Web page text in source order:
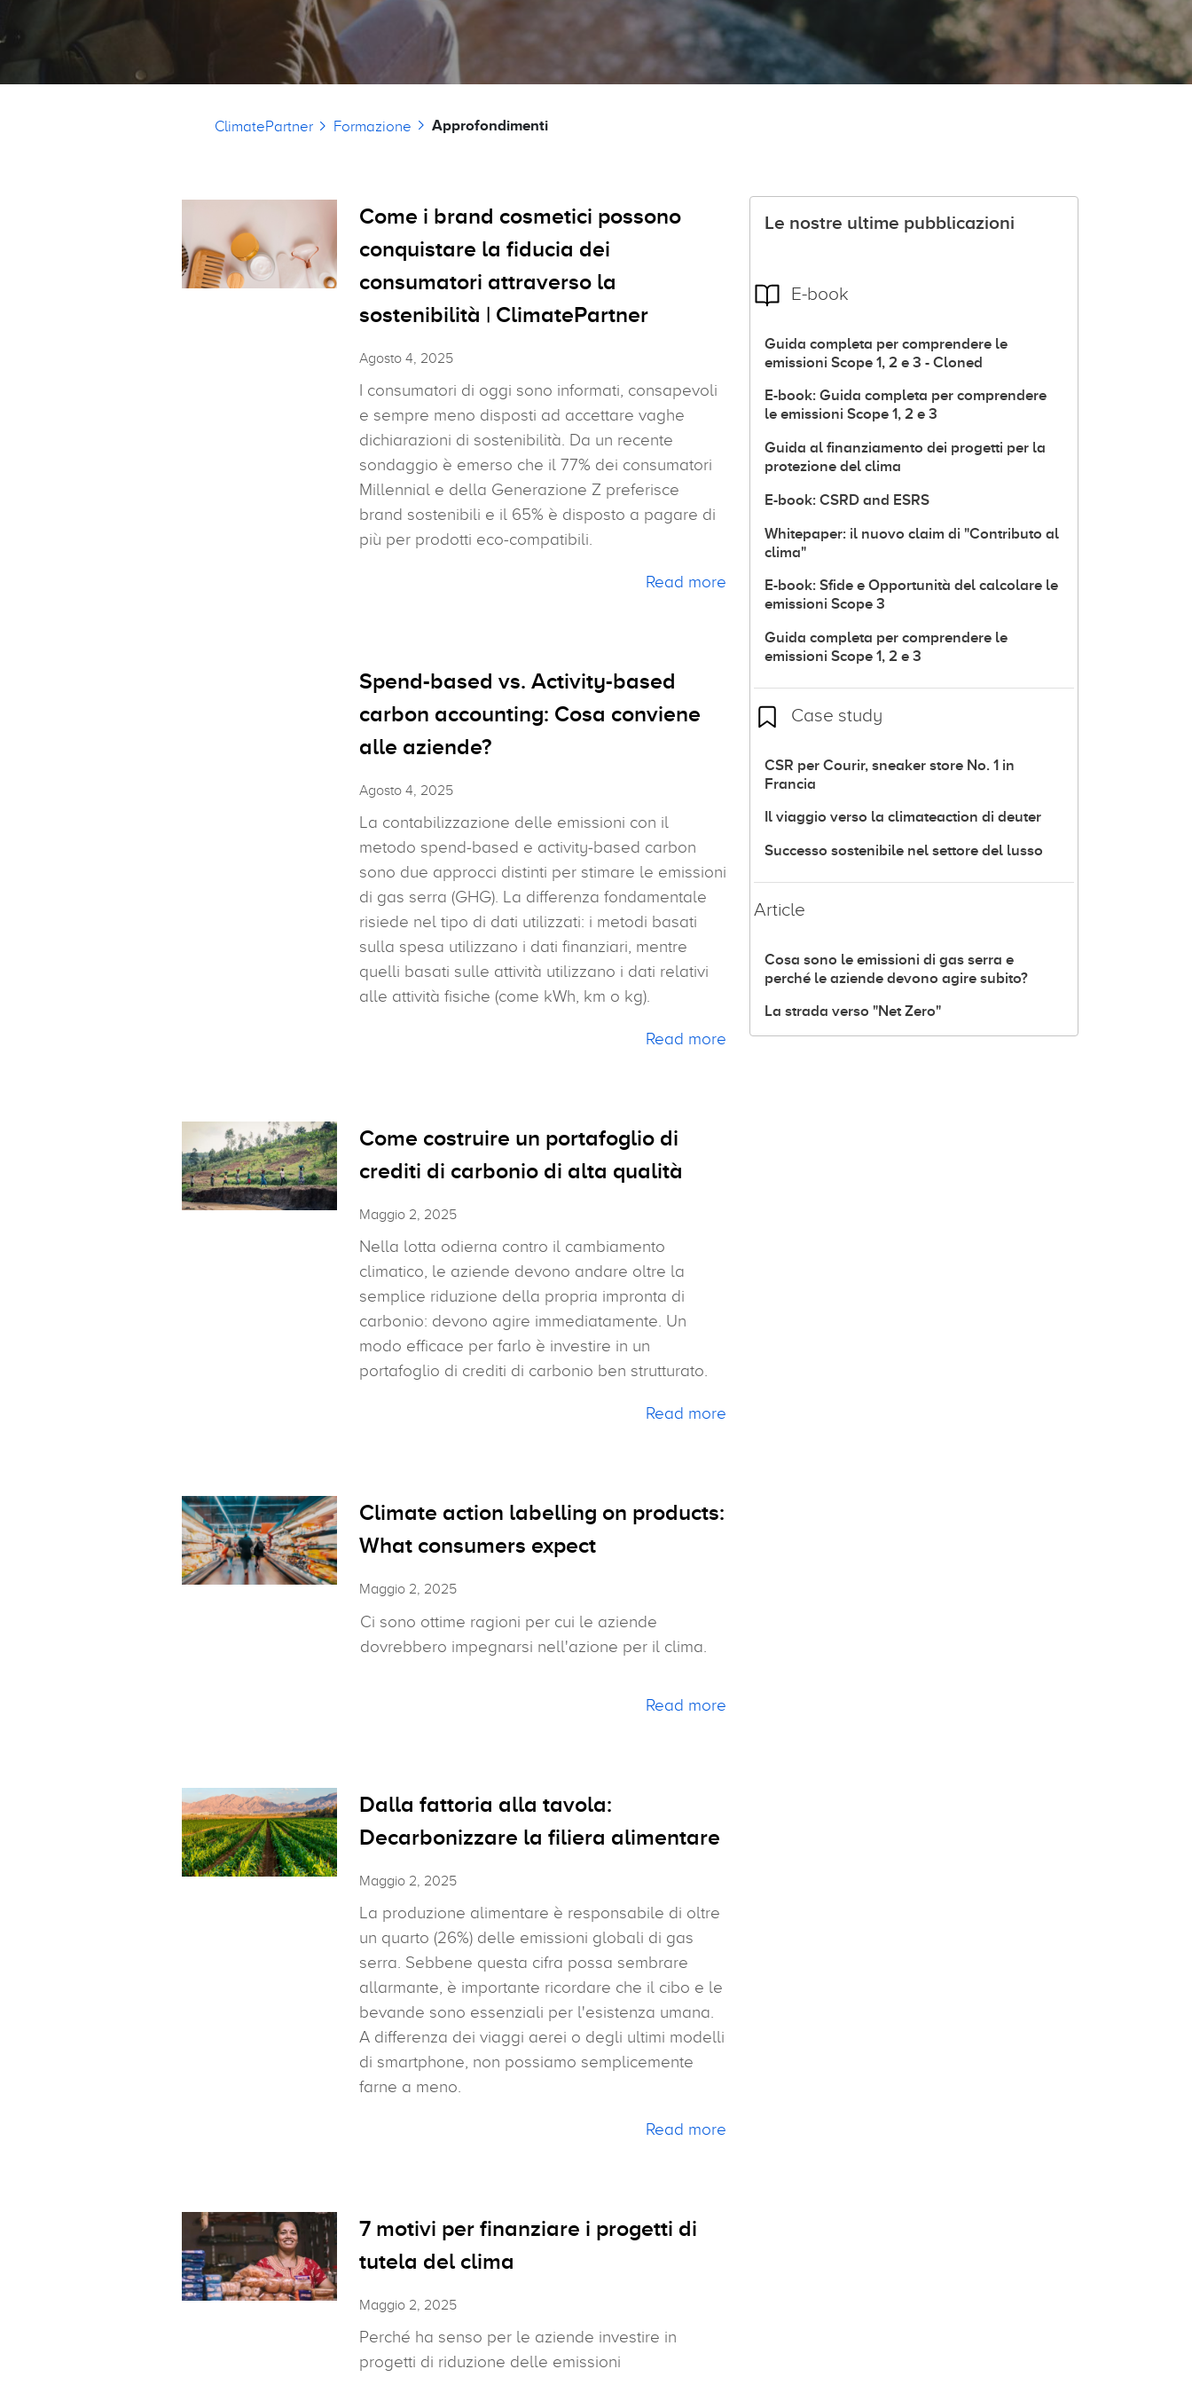
Briciole di pane
ClimatePartner Formazione Approfondimenti
Come i brand cosmetici possono
conquistare la fiducia dei
consumatori attraverso la
sostenibilità | ClimatePartner
Agosto 4, 2025
I consumatori di oggi sono informati, consapevoli
e sempre meno disposti ad accettare vaghe
dichiarazioni di sostenibilità. Da un recente
sondaggio è emerso che il 77% dei consumatori
Millennial e della Generazione Z preferisce
brand sostenibili e il 65% è disposto a pagare di
più per prodotti eco-compatibili.
Read more
Spend-based vs. Activity-based
carbon accounting: Cosa conviene
alle aziende?
Agosto 4, 2025
La contabilizzazione delle emissioni con il
metodo spend-based e activity-based carbon
sono due approcci distinti per stimare le emissioni
di gas serra (GHG). La differenza fondamentale
risiede nel tipo di dati utilizzati: i metodi basati
sulla spesa utilizzano i dati finanziari, mentre
quelli basati sulle attività utilizzano i dati relativi
alle attività fisiche (come kWh, km o kg).
Read more
Come costruire un portafoglio di
crediti di carbonio di alta qualità
Maggio 2, 2025
Nella lotta odierna contro il cambiamento
climatico, le aziende devono andare oltre la
semplice riduzione della propria impronta di
carbonio: devono agire immediatamente. Un
modo efficace per farlo è investire in un
portafoglio di crediti di carbonio ben strutturato.
Read more
Climate action labelling on products:
What consumers expect
Maggio 2, 2025
Ci sono ottime ragioni per cui le aziende
dovrebbero impegnarsi nell'azione per il clima.
Read more
Dalla fattoria alla tavola:
Decarbonizzare la filiera alimentare
Maggio 2, 2025
La produzione alimentare è responsabile di oltre
un quarto (26%) delle emissioni globali di gas
serra. Sebbene questa cifra possa sembrare
allarmante, è importante ricordare che il cibo e le
bevande sono essenziali per l'esistenza umana.
A differenza dei viaggi aerei o degli ultimi modelli
di smartphone, non possiamo semplicemente
farne a meno.
Read more
7 motivi per finanziare i progetti di
tutela del clima
Maggio 2, 2025
Perché ha senso per le aziende investire in
progetti di riduzione delle emissioni
Le nostre ultime pubblicazioni
E-book
Guida completa per comprendere le
emissioni Scope 1, 2 e 3 - Cloned
E-book: Guida completa per comprendere
le emissioni Scope 1, 2 e 3
Guida al finanziamento dei progetti per la
protezione del clima
E-book: CSRD and ESRS
Whitepaper: il nuovo claim di "Contributo al
clima"
E-book: Sfide e Opportunità del calcolare le
emissioni Scope 3
Guida completa per comprendere le
emissioni Scope 1, 2 e 3
Case study
CSR per Courir, sneaker store No. 1 in
Francia
Il viaggio verso la climateaction di deuter
Successo sostenibile nel settore del lusso
Article
Cosa sono le emissioni di gas serra e
perché le aziende devono agire subito?
La strada verso "Net Zero"